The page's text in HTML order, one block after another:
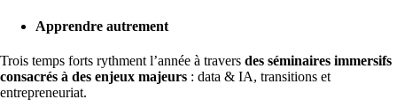
Apprendre autrement
Trois temps forts rythment l’année à travers des séminaires immersifs
consacrés à des enjeux majeurs : data & IA, transitions et
entrepreneuriat.